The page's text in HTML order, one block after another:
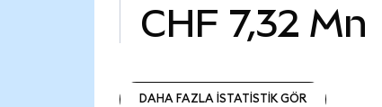
CHF 7,32 Mn
DAHA FAZLA İSTATİSTİK GÖR